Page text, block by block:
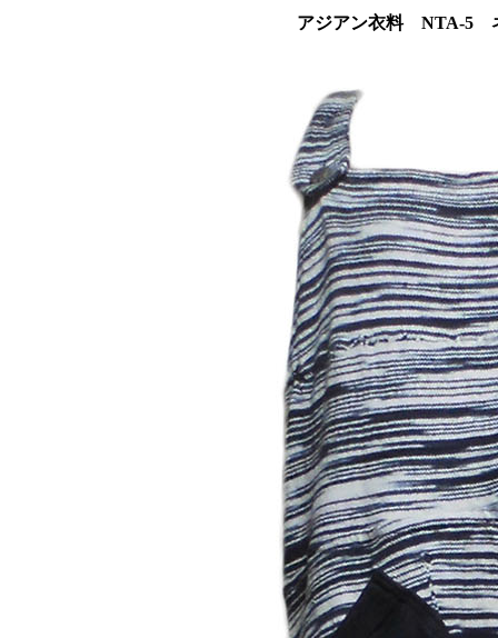
アジアン衣料 NTA-5